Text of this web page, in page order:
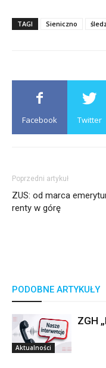
TAGI Sieniczno
Facebook Twitter
Poprzedni artykuł
ZUS: od marca
renty w górę
PODOBNE ARTYKUŁY
Aktualności
ZGH